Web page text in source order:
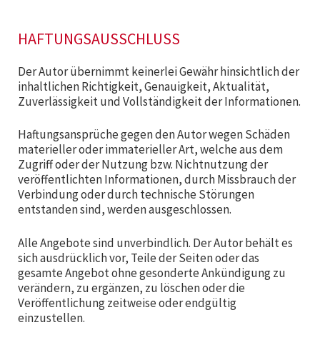
HAFTUNGSAUSSCHLUSS
Der Autor übernimmt keinerlei Gewähr hinsichtlich der
inhaltlichen Richtigkeit, Genauigkeit, Aktualität,
Zuverlässigkeit und Vollständigkeit der Informationen.
Haftungsansprüche gegen den Autor wegen Schäden
materieller oder immaterieller Art, welche aus dem
Zugriff oder der Nutzung bzw. Nichtnutzung der
veröffentlichten Informationen, durch Missbrauch der
Verbindung oder durch technische Störungen
entstanden sind, werden ausgeschlossen.
Alle Angebote sind unverbindlich. Der Autor behält es
sich ausdrücklich vor, Teile der Seiten oder das
gesamte Angebot ohne gesonderte Ankündigung zu
verändern, zu ergänzen, zu löschen oder die
Veröffentlichung zeitweise oder endgültig
einzustellen.